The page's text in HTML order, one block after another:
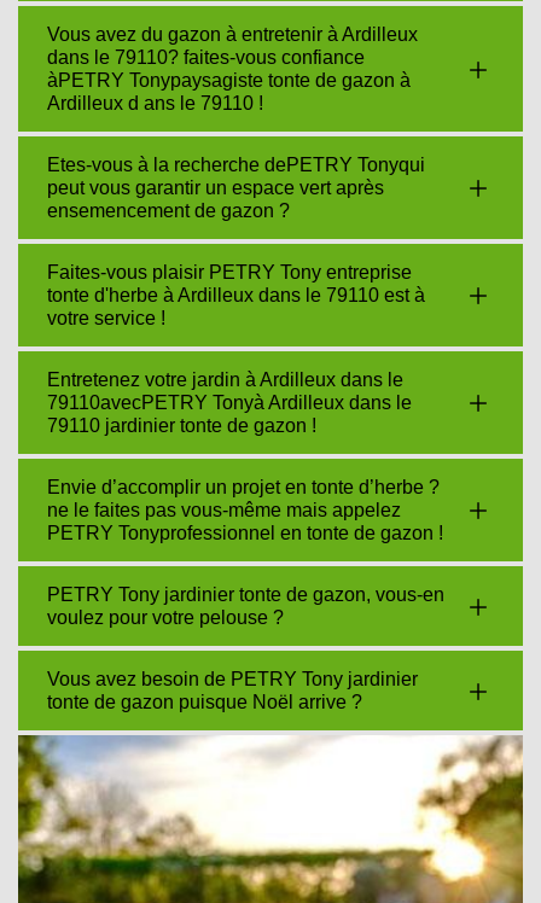
Vous avez du gazon à entretenir à Ardilleux
dans le 79110? faites-vous confiance
àPETRY Tonypaysagiste tonte de gazon à
Ardilleux d ans le 79110 !
Etes-vous à la recherche dePETRY Tonyqui
peut vous garantir un espace vert après
ensemencement de gazon ?
Faites-vous plaisir PETRY Tony entreprise
tonte d'herbe à Ardilleux dans le 79110 est à
votre service !
Entretenez votre jardin à Ardilleux dans le
79110avecPETRY Tonyà Ardilleux dans le
79110 jardinier tonte de gazon !
Envie d’accomplir un projet en tonte d’herbe ?
ne le faites pas vous-même mais appelez
PETRY Tonyprofessionnel en tonte de gazon !
PETRY Tony jardinier tonte de gazon, vous-en
voulez pour votre pelouse ?
Vous avez besoin de PETRY Tony jardinier
tonte de gazon puisque Noël arrive ?